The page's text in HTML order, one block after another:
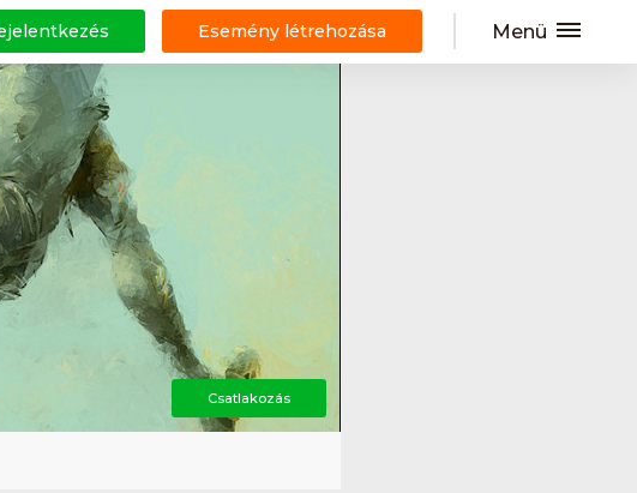
Esemény létrehozása Menü
Csatlakozás